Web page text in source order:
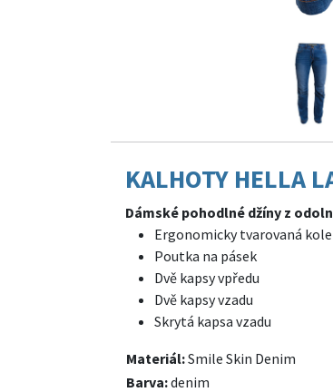
KALHOTY HELLA
Dámské pohodlné džíny z
Ergonomicky tvarovaná
Poutka na pásek
Dvě kapsy vpředu
Dvě kapsy vzadu
Skrytá kapsa vzadu
Materiál:Smile Skin Denim
Barva:denim